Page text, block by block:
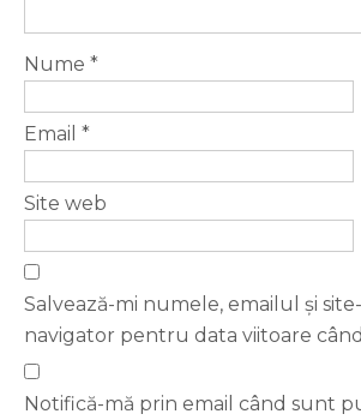
Nume *
Email *
Site web
Salvează-mi numele, emailul și
navigator pentru data viitoare
Notifică-mă prin email când sunt